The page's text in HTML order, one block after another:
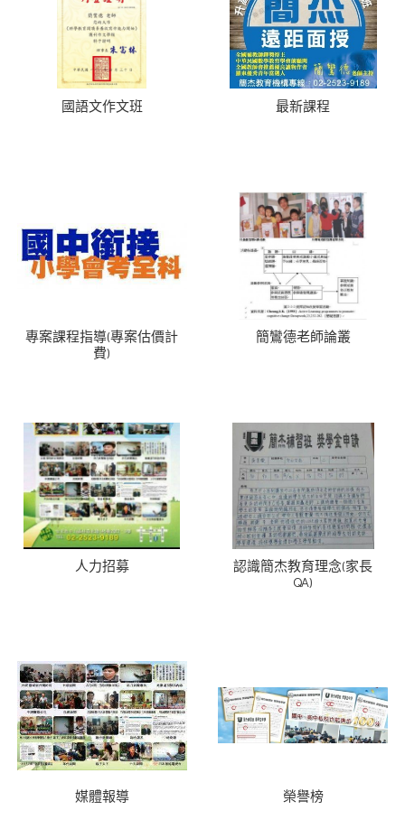
國語文作文班 最新課程
專案課程指導(專案估價計
費)
簡鸞德老師論叢
人力招募
認識簡杰教育理念(家長
QA)
媒體報導 榮譽榜